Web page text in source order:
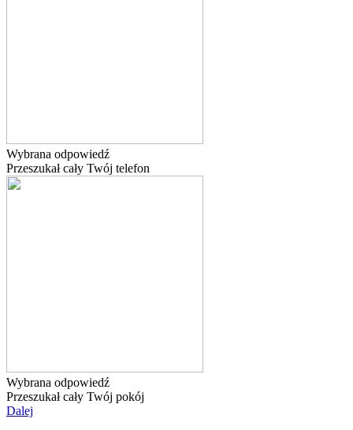
Wybrana odpowiedź
Przeszukał cały Twój telefon
Wybrana odpowiedź
Przeszukał cały Twój pokój
Dalej